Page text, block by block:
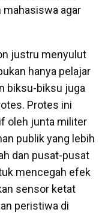
mahasiswa agar
justru menyulut
hanya pelajar
biksu-biksu juga
Protes ini
oleh junta militer
publik yang lebih
dan pusat-pusat
mencegah efek
sensor ketat
peristiwa di